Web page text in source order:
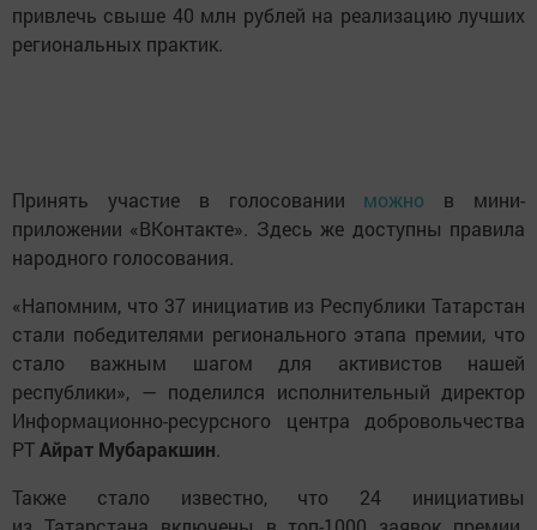
привлечь свыше 40 млн рублей на реализацию лучших
региональных практик.
Принять участие в голосовании можно в мини-
приложении «ВКонтакте». Здесь же доступны правила
народного голосования.
«Напомним, что 37 инициатив из Республики Татарстан
стали победителями регионального этапа премии, что
стало важным шагом для активистов нашей
республики», — поделился исполнительный директор
Информационно-ресурсного центра добровольчества
РТАйрат Мубаракшин.
Также стало известно, что 24 инициативы